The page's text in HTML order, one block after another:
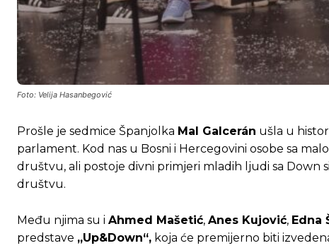
Foto: Velija Hasanbegović
Prošle je sedmice Španjolka Mal Galcerán ušla u
parlament. Kod nas u Bosni i Hercegovini osobe sa
društvu, ali postoje divni primjeri mladih ljudi sa Down
društvu.
Među njima su i Ahmed Mašetić, Anes Kujović, Edna
predstave „Up&Down“, koja će premijerno biti